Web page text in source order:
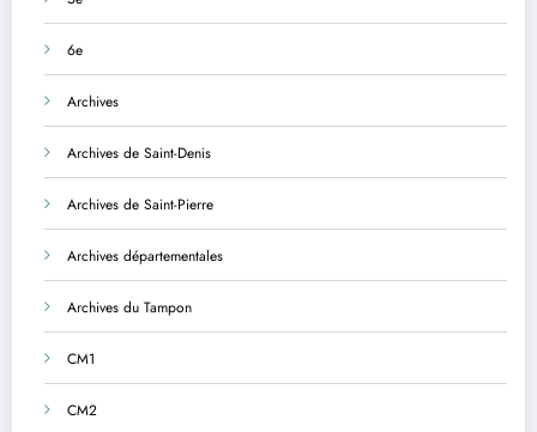
6e
Archives
Archives de Saint-Denis
Archives de Saint-Pierre
Archives départementales
Archives du Tampon
CM1
CM2